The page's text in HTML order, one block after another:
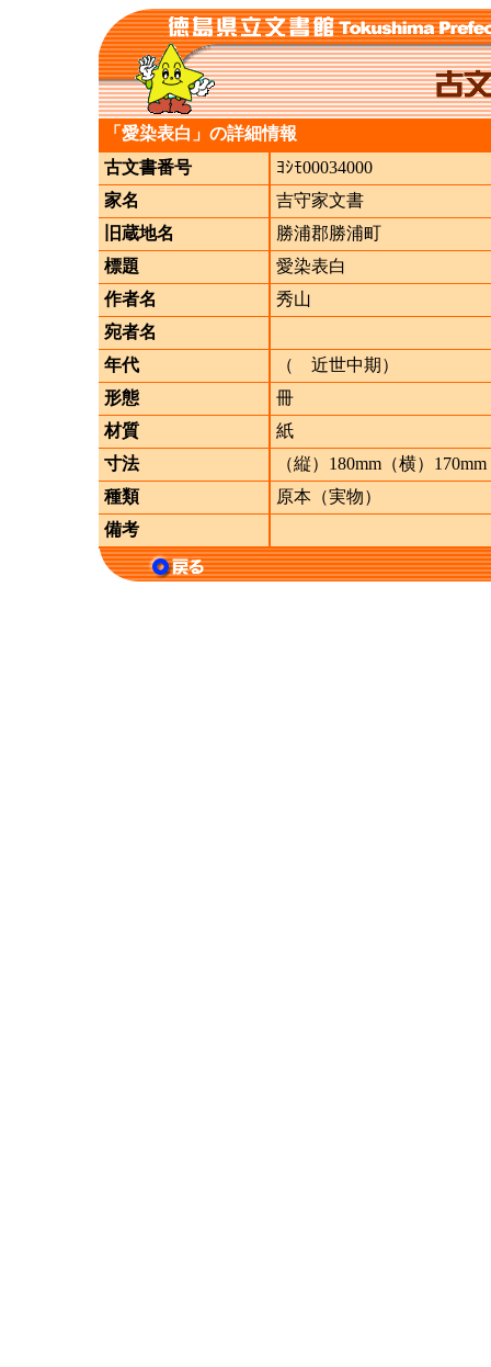
「愛染表白」の詳細情報
古文書番号
ﾖｼﾓ00034000
家名
吉守家文書
旧蔵地名
勝浦郡勝浦町
標題
愛染表白
作者名
秀山
宛者名
年代
（ 近世中期）
形態
冊
材質
紙
寸法
（縦）180mm（横）170mm
種類
原本（実物）
備考